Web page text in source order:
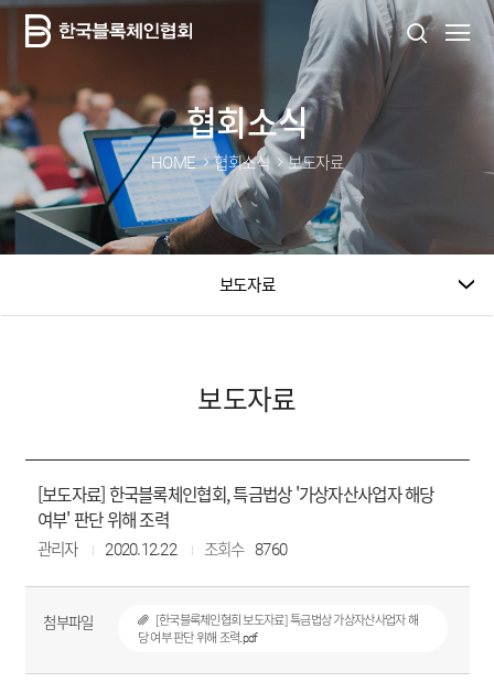
협회소식
HOME 협회소식 보도자료
보도자료
보도자료
[보도자료] 한국블록체인협회, 특금법상 '가상자산사업자 해당
여부' 판단 위해 조력
관리자 2020.12.22 조회수 8760
첨부파일
[한국블록체인협회 보도자료] 특금법상 가상자산사업자 해
당 여부 판단 위해 조력.pdf